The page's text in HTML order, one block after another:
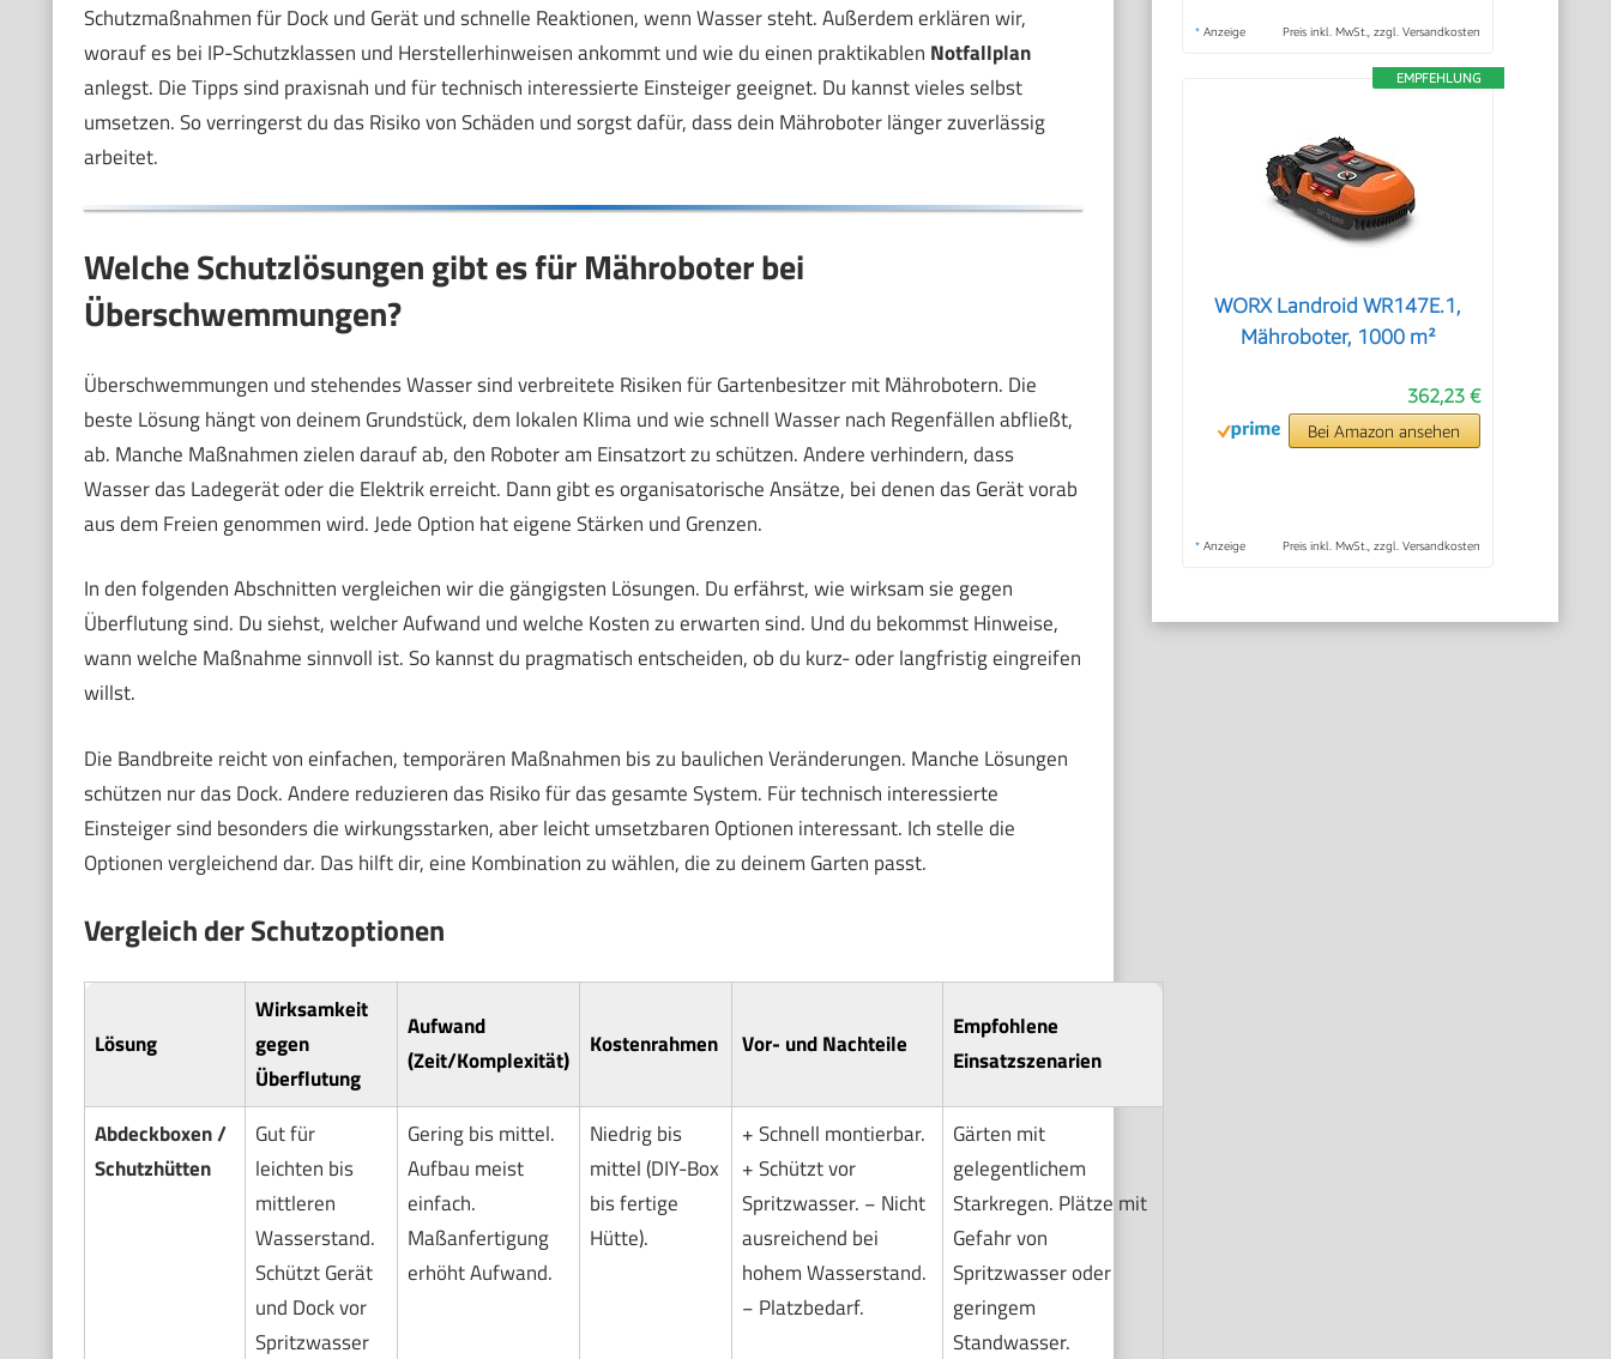
Schutzmaßnahmen für Dock und Gerät und schnelle Reaktionen, wenn Wasser steht. Außerdem erklären wir,
worauf es bei IP-Schutzklassen und Herstellerhinweisen ankommt und wie du einen praktikablen Notfallplan
anlegst. Die Tipps sind praxisnah und für technisch interessierte Einsteiger geeignet. Du kannst vieles selbst
umsetzen. So verringerst du das Risiko von Schäden und sorgst dafür, dass dein Mähroboter länger zuverlässig
arbeitet.
Welche Schutzlösungen gibt es für Mähroboter bei
Überschwemmungen?
Überschwemmungen und stehendes Wasser sind verbreitete Risiken für Gartenbesitzer mit Mährobotern. Die
beste Lösung hängt von deinem Grundstück, dem lokalen Klima und wie schnell Wasser nach Regenfällen abfließt,
ab. Manche Maßnahmen zielen darauf ab, den Roboter am Einsatzort zu schützen. Andere verhindern, dass
Wasser das Ladegerät oder die Elektrik erreicht. Dann gibt es organisatorische Ansätze, bei denen das Gerät vorab
aus dem Freien genommen wird. Jede Option hat eigene Stärken und Grenzen.
In den folgenden Abschnitten vergleichen wir die gängigsten Lösungen. Du erfährst, wie wirksam sie gegen
Überflutung sind. Du siehst, welcher Aufwand und welche Kosten zu erwarten sind. Und du bekommst Hinweise,
wann welche Maßnahme sinnvoll ist. So kannst du pragmatisch entscheiden, ob du kurz- oder langfristig eingreifen
willst.
Die Bandbreite reicht von einfachen, temporären Maßnahmen bis zu baulichen Veränderungen. Manche Lösungen
schützen nur das Dock. Andere reduzieren das Risiko für das gesamte System. Für technisch interessierte
Einsteiger sind besonders die wirkungsstarken, aber leicht umsetzbaren Optionen interessant. Ich stelle die
Optionen vergleichend dar. Das hilft dir, eine Kombination zu wählen, die zu deinem Garten passt.
Vergleich der Schutzoptionen
Lösung
Wirksamkeit
gegen
Überflutung
Aufwand
(Zeit/Komplexität)
Kostenrahmen Vor- und Nachteile
Empfohlene
Einsatzszenarien
Abdeckboxen /
Schutzhütten
Gut für
leichten bis
mittleren
Wasserstand.
Schützt Gerät
und Dock vor
Spritzwasser
Gering bis mittel.
Aufbau meist
einfach.
Maßanfertigung
erhöht Aufwand.
Niedrig bis
mittel (DIY-Box
bis fertige
Hütte).
+ Schnell montierbar.
+ Schützt vor
Spritzwasser. − Nicht
ausreichend bei
hohem Wasserstand.
− Platzbedarf.
Gärten mit
gelegentlichem
Starkregen. Plätze mit
Gefahr von
Spritzwasser oder
geringem
Standwasser.
* Anzeige Preis inkl. MwSt., zzgl. Versandkosten
EMPFEHLUNG
WORX Landroid WR147E.1,
Mähroboter, 1000 m²
362,23 €
Bei Amazon ansehen
* Anzeige Preis inkl. MwSt., zzgl. Versandkosten